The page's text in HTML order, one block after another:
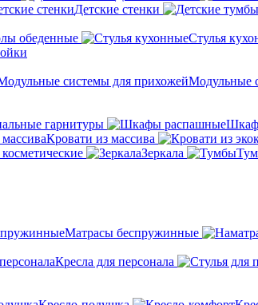
Детские стенки
обеденные Стулья
Модульные
гарнитуры
Кровати из массива
Зеркала
Матрасы беспружинные
Кресла для персонала